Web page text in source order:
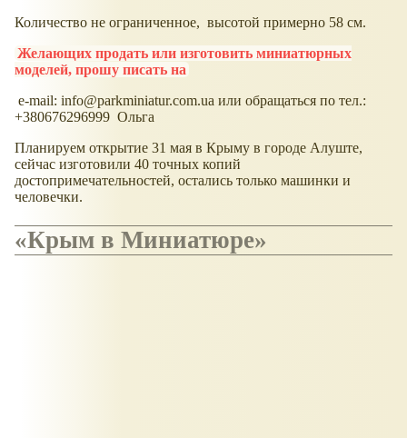
Количество не ограниченное, высотой примерно 58 см.
Желающих продать или изготовить миниатюрных
моделей, прошу писать на
e-mail: info@parkminiatur.com.ua или обращаться по тел.:
+380676296999 Ольга
Планируем открытие 31 мая в Крыму в городе Алуште,
сейчас изготовили 40 точных копий
достопримечательностей, остались только машинки и
человечки.
Крым в Миниатюре